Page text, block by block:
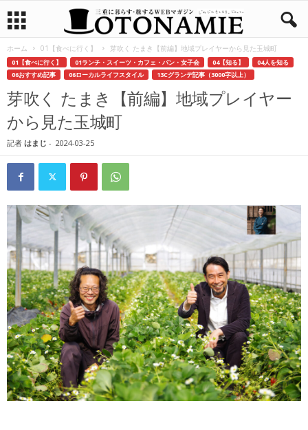
ホーム 01【食べに行く】 芽吹く たまき【前編】地域プレイヤーから見た玉城町
01【食べに行く】 01ランチ・スイーツ・カフェ・パン・女子会 04【知る】
04人を知る
06おすすめ記事
06ローカルライフスタイル 13Cグランデ記事（3000字以上）
芽吹く たまき【前編】地域プレイヤー
から見た玉城町
記者 はまじ - 2024-03-25